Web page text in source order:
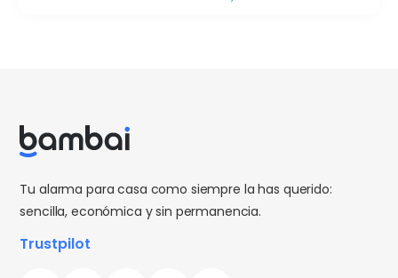
Tu alarma para casa como siempre la has querido:
sencilla, económica y sin permanencia.
Trustpilot